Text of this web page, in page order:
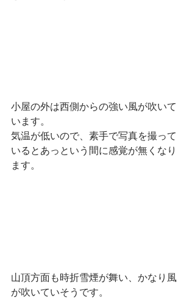
小屋の外は西側からの強い風が吹いて
います。
気温が低いので、素手で写真を撮って
いるとあっという間に感覚が無くなり
ます。
山頂方面も時折雪煙が舞い、かなり風
が吹いていそうです。